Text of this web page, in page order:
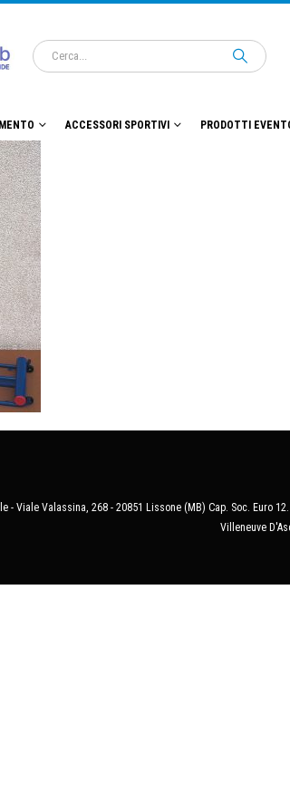
ACCESSORI SPORTIVI PRODOTTI
- Viale Valassina, 268 - 20851 Lissone (MB) Cap. Soc. Euro
Villeneuve